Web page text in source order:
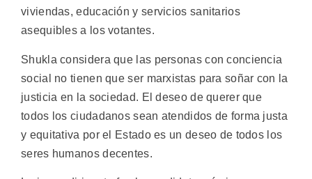
viviendas, educación y servicios sanitarios
asequibles a los votantes.
Shukla considera que las personas con conciencia
social no tienen que ser marxistas para soñar con la
justicia en la sociedad. El deseo de querer que
todos los ciudadanos sean atendidos de forma justa
y equitativa por el Estado es un deseo de todos los
seres humanos decentes.